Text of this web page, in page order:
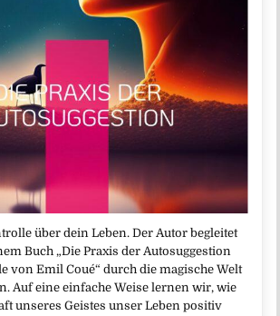
über dein Leben. Der Autor begleitet
Buch „Die Praxis der Autosuggestion
von Emil Coué“ durch die magische Welt
Auf eine einfache Weise lernen wir, wie
unseres Geistes unser Leben positiv